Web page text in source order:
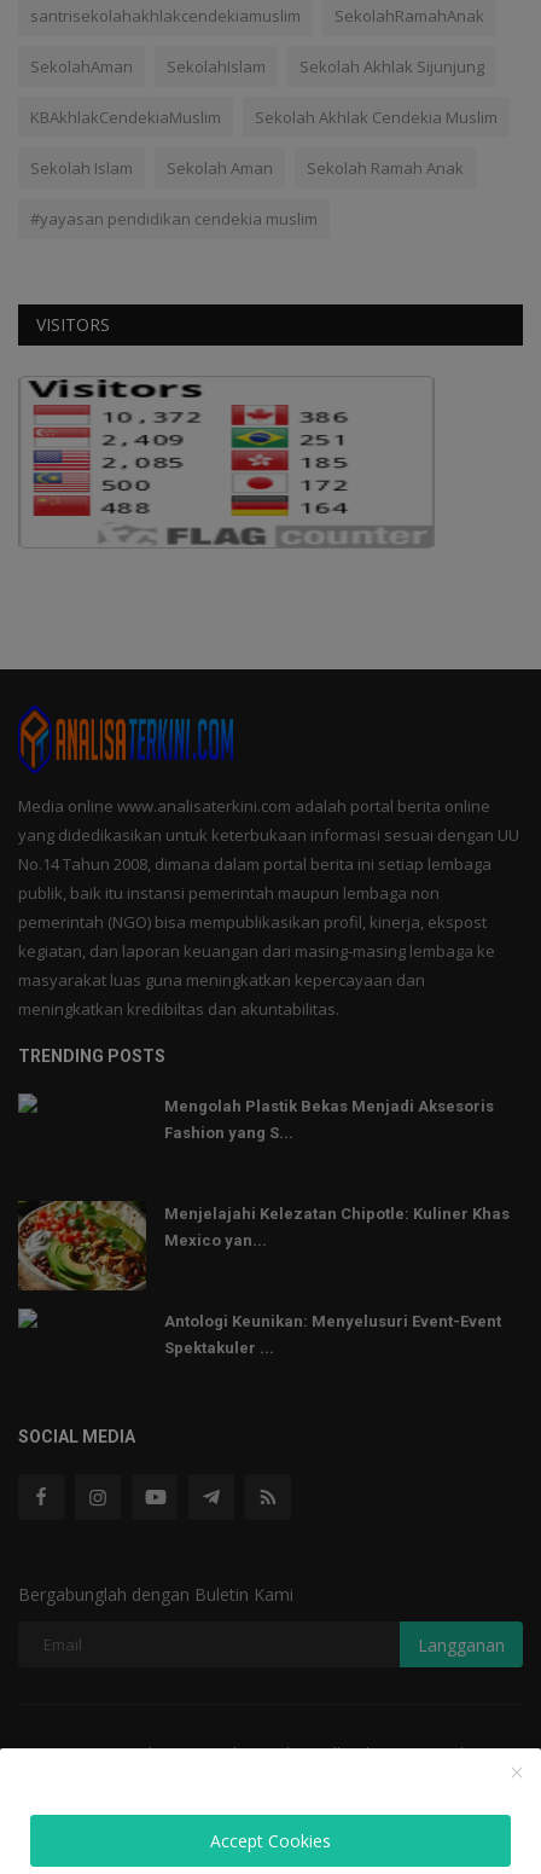
santrisekolahakhlakcendekiamuslim SekolahRamahAnak
SekolahAman SekolahIslam Sekolah Akhlak Sijunjung
KBAkhlakCendekiaMuslim Sekolah Akhlak Cendekia Muslim
Sekolah Islam Sekolah Aman Sekolah Ramah Anak
#yayasan pendidikan cendekia muslim
VISITORS
Media online www.analisaterkini.com adalah portal berita online
yang didedikasikan untuk keterbukaan informasi sesuai dengan UU
No.14 Tahun 2008, dimana dalam portal berita ini setiap lembaga
publik, baik itu instansi pemerintah maupun lembaga non
pemerintah (NGO) bisa mempublikasikan profil, kinerja, ekspost
kegiatan, dan laporan keuangan dari masing-masing lembaga ke
masyarakat luas guna meningkatkan kepercayaan dan
meningkatkan kredibiltas dan akuntabilitas.
TRENDING POSTS
Mengolah Plastik Bekas Menjadi Aksesoris
Fashion yang S...
Menjelajahi Kelezatan Chipotle: Kuliner Khas
Mexico yan...
Antologi Keunikan: Menyelusuri Event-Event
Spektakuler ...
SOCIAL MEDIA
Bergabunglah dengan Buletin Kami
Langganan
Copyright 2025 Analisa Terkini - All Rights Reserved.
Pedoman Media Siber
Contact
Accept Cookies